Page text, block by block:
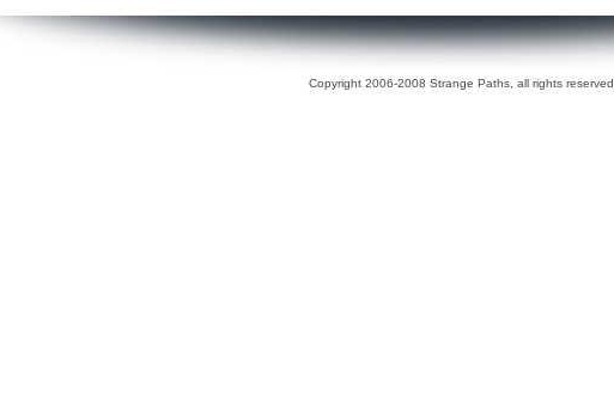
Copyright 2006-2008 Strange Paths, all rights reserved.